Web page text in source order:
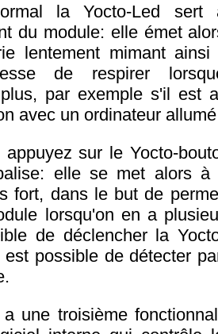
la Yocto-Led
du module: elle émet
lentement mimant
de respirer
par exemple s'il est
avec un ordinateur
appuyez sur le Yocto-
elle se met alors
fort, dans le but de
lorsqu'on en a
de déclencher la
possible de détecter
a une troisième